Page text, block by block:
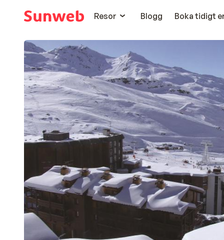
Resor
Blogg Boka tidigt